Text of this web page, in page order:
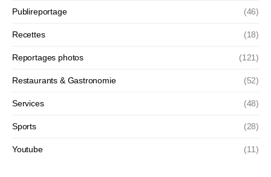
Publireportage (46)
Recettes (18)
Reportages photos (121)
Restaurants & Gastronomie (52)
Services (48)
Sports (28)
Youtube (11)